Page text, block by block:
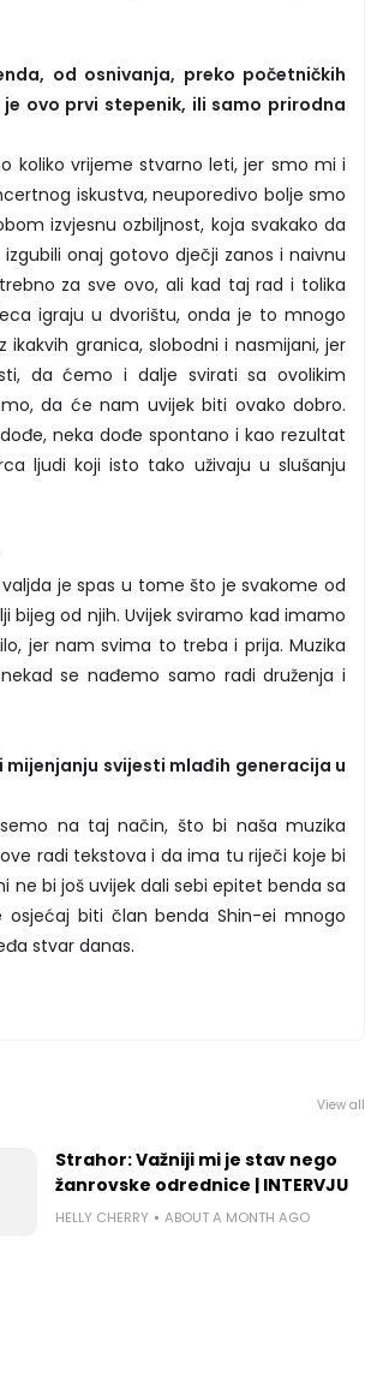
od osnivanja, preko početničkih
ovo prvi stepenik, ili samo prirodna
koliko vrijeme stvarno leti, jer smo mi i
iskustva, neuporedivo bolje smo
izvjesnu ozbiljnost, koja svakako da
onaj gotovo dječji zanos i naivnu
za sve ovo, ali kad taj rad i tolika
igraju u dvorištu, onda je to mnogo
granica, slobodni i nasmijani, jer
da ćemo i dalje svirati sa ovolikim
da će nam uvijek biti ovako dobro.
neka dođe spontano i kao rezultat
ljudi koji isto tako uživaju u slušanju
je spas u tome što je svakome od
bijeg od njih. Uvijek sviramo kad imamo
jer nam svima to treba i prija. Muzika
se nađemo samo radi druženja i
svijesti mlađih generacija u
na taj način, što bi naša muzika
radi tekstova i da ima tu riječi koje bi
ne bi još uvijek dali sebi epitet benda sa
biti član benda Shin-ei mnogo
stvar danas.
View all
Strahor: Važniji mi je stav nego
žanrovske odrednice | INTERVJU
HELLY CHERRY ABOUT A MONTH AGO